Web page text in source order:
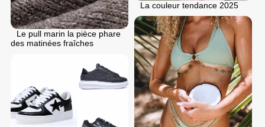
La couleur tendance 2025
Le pull marin la pièce phare
des matinées fraîches